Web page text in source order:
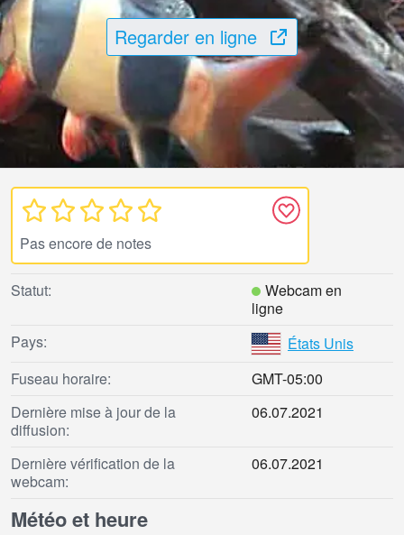
Regarder en ligne
Pas encore de notes
Statut:
Webcam en
ligne
Pays:
États Unis
Fuseau horaire:
GMT-05:00
Dernière mise à jour de la
diffusion:
06.07.2021
Dernière vérification de la
webcam:
06.07.2021
Météo et heure